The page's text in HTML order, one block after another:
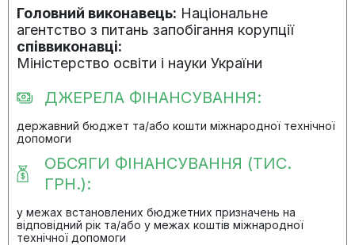
Головний виконавець: Національне
агентство з питань запобігання корупції
співвиконавці:
Міністерство освіти і науки України
ДЖЕРЕЛА ФІНАНСУВАННЯ:
державний бюджет та/або кошти міжнародної технічної
допомоги
ОБСЯГИ ФІНАНСУВАННЯ (ТИС.
ГРН.):
у межах встановлених бюджетних призначень на
відповідний рік та/або у межах коштів міжнародної
технічної допомоги